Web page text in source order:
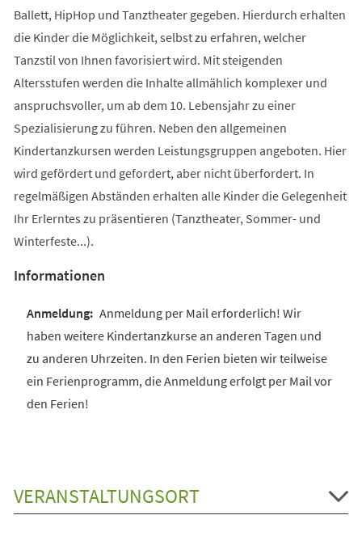
Ballett, HipHop und Tanztheater gegeben. Hierdurch erhalten
die Kinder die Möglichkeit, selbst zu erfahren, welcher
Tanzstil von Ihnen favorisiert wird. Mit steigenden
Altersstufen werden die Inhalte allmählich komplexer und
anspruchsvoller, um ab dem 10. Lebensjahr zu einer
Spezialisierung zu führen. Neben den allgemeinen
Kindertanzkursen werden Leistungsgruppen angeboten. Hier
wird gefördert und gefordert, aber nicht überfordert. In
regelmäßigen Abständen erhalten alle Kinder die Gelegenheit
Ihr Erlerntes zu präsentieren (Tanztheater, Sommer- und
Winterfeste...).
Informationen
Anmeldung per Mail erforderlich! Wir
haben weitere Kindertanzkurse an anderen Tagen und
zu anderen Uhrzeiten. In den Ferien bieten wir teilweise
ein Ferienprogramm, die Anmeldung erfolgt per Mail vor
den Ferien!
VERANSTALTUNGSORT